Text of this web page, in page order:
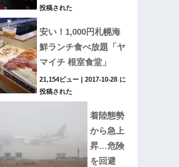
投稿された
安い！1,000円札幌海
鮮ランチ食べ放題「ヤ
マイチ 根室食堂」
21,154ビュー |2017-10-28 に
投稿された
着陸態勢
から急上
昇…危険
を回避